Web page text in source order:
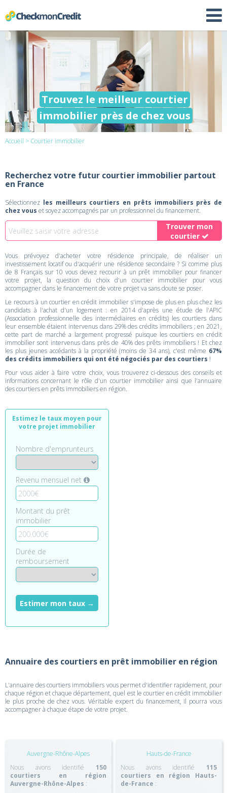
Trouvez le meilleur courtier
immobilier près de chez vous
Accueil > Courtier immobilier
Recherchez votre futur courtier immobilier partout
en France
Sélectionnez les meilleurs courtiers en prêts immobiliers près de
chez vous et soyez accompagnés par un professionnel du financement.
Trouver mon
courtier
Vous prévoyez d'acheter votre résidence principale, de réaliser un
investissement locatif ou d'acquérir une résidence secondaire ? Si comme plus
de 8 Français sur 10 vous devez recourir à un prêt immobilier pour financer
votre projet, la question du choix d'un courtier immobilier pour vous
accompagner dans le financement de votre projet va sans doute se poser.
Le recours à un courtier en crédit immobilier s'impose de plus en plus chez les
candidats à l'achat d'un logement : en 2014 d'après une étude de l'APIC
(Association professionnelle des intermédiaires en crédits) les courtiers dans
leur ensemble étaient intervenus dans 29% des crédits immobiliers ; en 2021,
cette part de marché a largement progressé puisque les courtiers en crédit
immobilier sont intervenus dans près de 40% des prêts immobiliers ! Et chez
les plus jeunes accédants à la propriété (moins de 34 ans), c'est même 67%
des crédits immobiliers qui ont été négociés par des courtiers !
Pour vous aider à faire votre choix, vous trouverez ci-dessous des conseils et
informations concernant le rôle d'un courtier immobilier ainsi que l'annuaire
des courtiers en prêts immobiliers en région.
Estimez le taux moyen pour
votre projet immobilier
Nombre d'emprunteurs
Revenu mensuel net
Montant du prêt
immobilier
Durée de
remboursement
Estimer mon taux →
Annuaire des courtiers en prêt immobilier en région
L'annuaire des courtiers immobiliers vous permet d'identifier rapidement, pour
chaque région et chaque département, quel est le courtier en crédit immobilier
le plus proche de chez vous. Véritable expert du financement, il pourra vous
accompagner à chaque étape de votre projet.
Auvergne-Rhône-Alpes
Nous avons identifié 150
courtiers en région
Auvergne-Rhône-Alpes :
Hauts-de-France
Nous avons identifié 115
courtiers en région Hauts-
de-France :